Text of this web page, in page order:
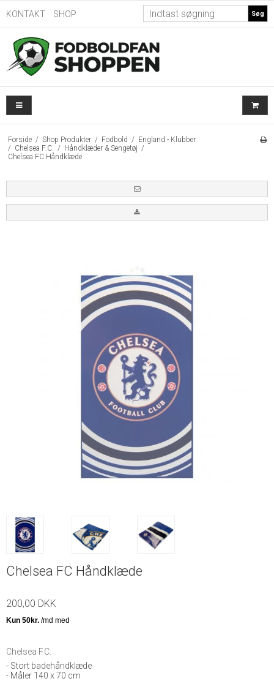
KONTAKT SHOP Søg
Forside / Shop Produkter / Fodbold / England - Klubber
/ Chelsea F.C. / Håndklæder & Sengetøj /
Chelsea FC Håndklæde
Chelsea FC Håndklæde
200,00 DKK
Chelsea F.C.
- Stort badehåndklæde
- Måler 140 x 70 cm